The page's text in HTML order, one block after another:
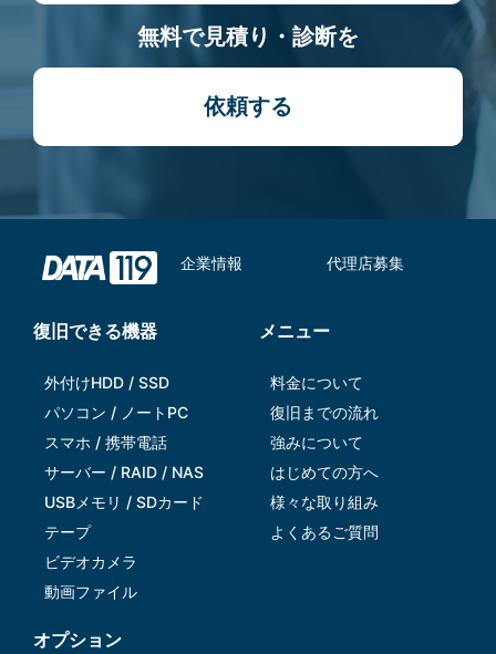
無料で見積り・診断を
依頼する
企業情報 代理店募集
復旧できる機器
外付けHDD / SSD
パソコン / ノートPC
スマホ / 携帯電話
サーバー / RAID / NAS
USBメモリ / SDカード
テープ
ビデオカメラ
動画ファイル
メニュー
料金について
復旧までの流れ
強みについて
はじめての方へ
様々な取り組み
よくあるご質問
オプション